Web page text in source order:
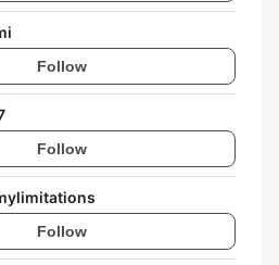
Follow
Follow
Follow